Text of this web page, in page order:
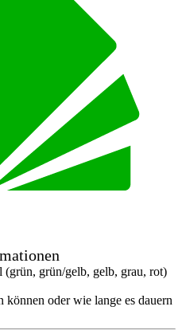
(grün, grün/gelb, gelb, grau, rot)
oder wie lange es dauern